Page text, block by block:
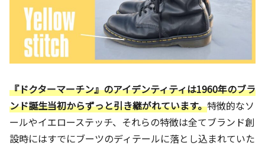
『ドクターマーチン』のアイデンティティは1960年のブラ
ンド誕生当初からずっと引き継がれています。特徴的なソ
ールやイエローステッチ、それらの特徴は全てブランド創
設時にはすでにブーツのディテールに落とし込まれていた